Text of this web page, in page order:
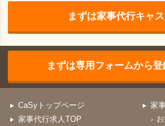
まずは家事代行キャ
まずは専用フォームから
CaSyトップページ
家事代行求人TOP
家